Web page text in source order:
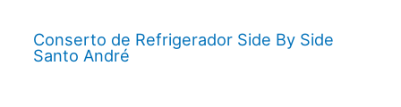
Conserto de Refrigerador Side By Side
Santo André